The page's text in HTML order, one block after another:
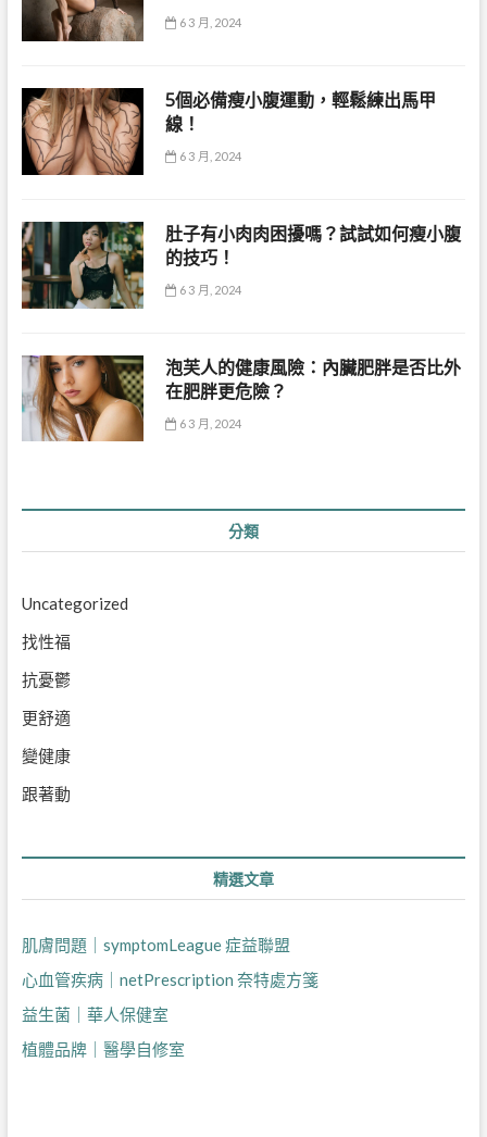
6 3 月, 2024
5個必備瘦小腹運動，輕鬆練出馬甲
線！
6 3 月, 2024
肚子有小肉肉困擾嗎？試試如何瘦小腹
的技巧！
6 3 月, 2024
泡芙人的健康風險：內臟肥胖是否比外
在肥胖更危險？
6 3 月, 2024
分類
Uncategorized
找性福
抗憂鬱
更舒適
變健康
跟著動
精選文章
肌膚問題｜symptomLeague 症益聯盟
心血管疾病｜netPrescription 奈特處方箋
益生菌｜華人保健室
植體品牌｜醫學自修室